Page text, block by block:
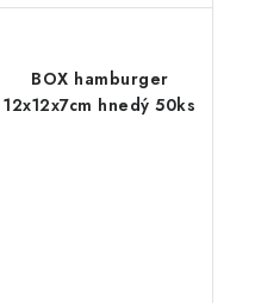
BOX hamburger
12x12x7cm hnedý 50ks